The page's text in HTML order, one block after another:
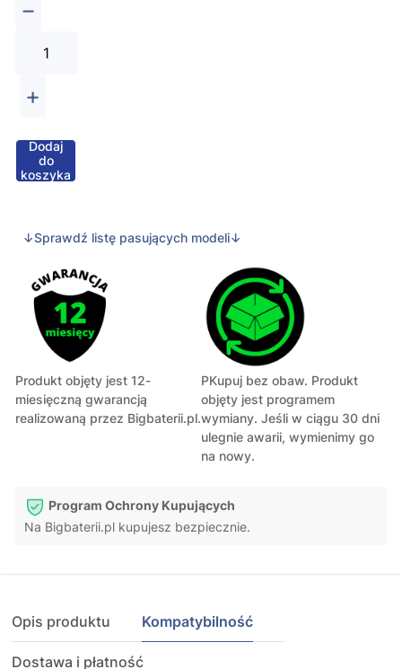
−
+
Dodaj
do
koszyka
↓Sprawdź listę pasujących modeli↓
Produkt objęty jest 12-
miesięczną gwarancją
realizowaną przez Bigbaterii.pl.
PKupuj bez obaw. Produkt
objęty jest programem
wymiany. Jeśli w ciągu 30 dni
ulegnie awarii, wymienimy go
na nowy.
Program Ochrony Kupujących
Na Bigbaterii.pl kupujesz bezpiecznie.
Opis produktu Kompatybilność
Dostawa i płatność